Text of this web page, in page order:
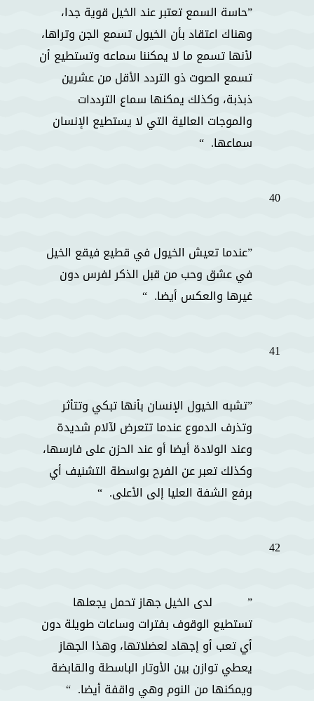
حاسة السمع تعتبر عند الخيل قوية جدا،
وهناك اعتقاد بأن الخيول تسمع الجن وتراها،
لأنها تسمع ما لا يمكننا سماعه وتستطيع أن
تسمع الصوت ذو التردد الأقل من عشرين
ذبذبة، وكذلك يمكنها سماع الترددات
والموجات العالية التي لا يستطيع الإنسان
سماعها.
40
عندما تعيش الخيول في قطيع فيقع الخيل
في عشق وحب من قبل الذكر لفرس دون
غيرها والعكس أيضا.
41
تشبه الخيول الإنسان بأنها تبكي وتتأثر
وتذرف الدموع عندما تتعرض لآلام شديدة
وعند الولادة أيضا أو عند الحزن على فارسها،
وكذلك تعبر عن الفرح بواسطة التشنيف أي
برفع الشفة العليا إلى الأعلى.
42
لدى الخيل جهاز تحمل يجعلها
تستطيع الوقوف بفترات وساعات طويلة دون
أي تعب أو إجهاد لعضلاتها، وهذا الجهاز
يعطي توازن بين الأوتار الباسطة والقابضة
ويمكنها من النوم وهي واقفة أيضا.